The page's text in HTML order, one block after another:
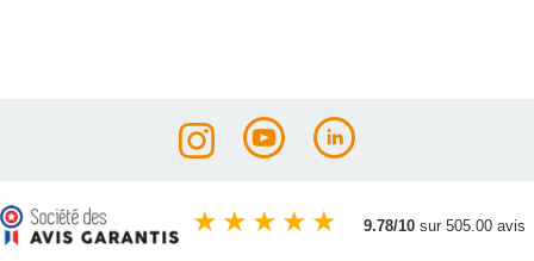
★ ★ ★ ★ ★ 9.78/10 sur 505.00 avis